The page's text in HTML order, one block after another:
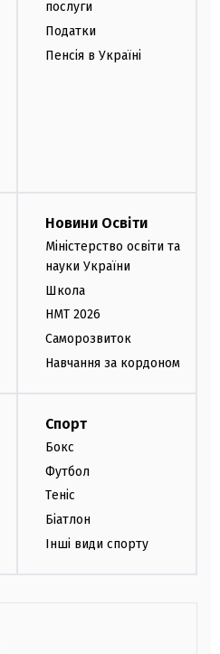
послуги
Податки
Пенсія в Україні
Новини Освіти
Міністерство освіти та
науки України
Школа
НМТ 2026
Саморозвиток
Навчання за кордоном
Спорт
Бокс
Футбол
Теніс
Біатлон
Інші види спорту